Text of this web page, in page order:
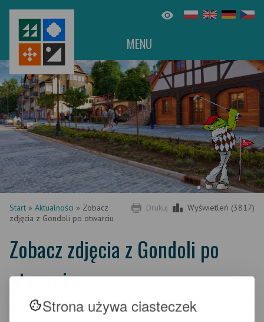
Strona używa ciasteczek
MENU
Drukuj Wyświetleń (3817)
Start » Aktualności » Zobacz
zdjęcia z Gondoli po otwarciu
Zobacz zdjęcia z Gondoli po
otwarciu
2008-12-30 11:28:10